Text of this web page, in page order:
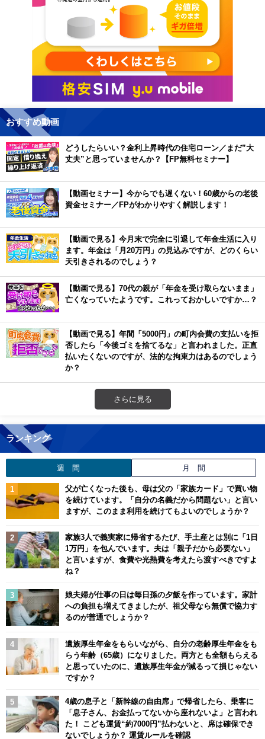
おすすめ動画
どうしたらいい？金利上昇時代の住宅ローン／まだ”大
丈夫”と思っていませんか？【FP無料セミナー】
【動画セミナー】今からでも遅くない！60歳からの老後
資金セミナー／FPがわかりやすく解説します！
【動画で見る】今月末で完全に引退して年金生活に入り
ます。年金は「月20万円」の見込みですが、どのくらい
天引きされるのでしょう？
【動画で見る】70代の親が「年金を受け取らないまま」
亡くなっていたようです。これっておかしいですか…？
【動画で見る】年間「5000円」の町内会費の支払いを拒
否したら「今後ゴミを捨てるな」と言われました。正直
払いたくないのですが、法的な拘束力はあるのでしょう
か？
さらに見る
ランキング
週 間 月 間
父が亡くなった後も、母は父の「家族カード」で買い物
を続けています。「自分の名義だから問題ない」と言い
ますが、このまま利用を続けてもよいのでしょうか？
家族3人で義実家に帰省するたび、手土産とは別に「1日
1万円」を包んでいます。夫は「親子だから必要ない」
と言いますが、食費や光熱費を考えたら渡すべきですよ
ね？
娘夫婦が仕事の日は毎日孫の夕飯を作っています。家計
への負担も増えてきましたが、祖父母なら無償で協力す
るのが普通でしょうか？
遺族厚生年金をもらいながら、自分の老齢厚生年金をも
らう年齢（65歳）になりました。両方とも全額もらえる
と思っていたのに、遺族厚生年金が減るって損じゃない
ですか？
4歳の息子と「新幹線の自由席」で帰省したら、乗客に
「息子さん、お金払ってないから座れないよ」と言われ
た！ こども運賃“約7000円”払わないと、席は確保でき
ないでしょうか？ 運賃ルールを確認